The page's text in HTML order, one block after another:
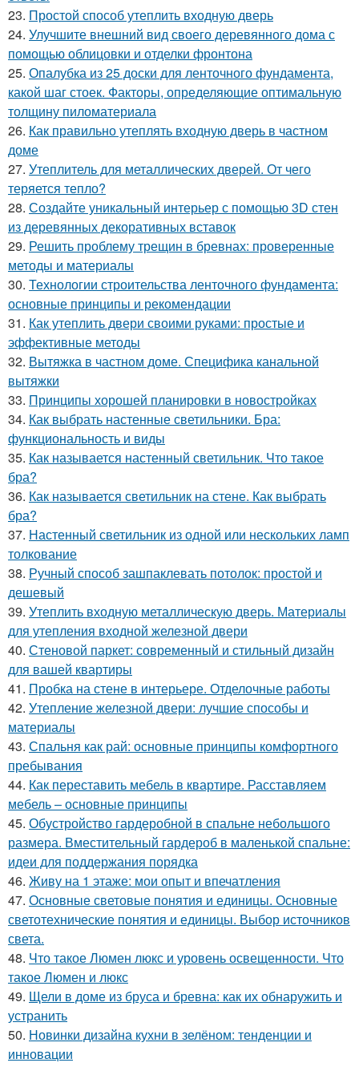
23. Простой способ утеплить входную дверь
24. Улучшите внешний вид своего деревянного дома с
помощью облицовки и отделки фронтона
25. Опалубка из 25 доски для ленточного фундамента,
какой шаг стоек. Факторы, определяющие оптимальную
толщину пиломатериала
26. Как правильно утеплять входную дверь в частном
доме
27. Утеплитель для металлических дверей. От чего
теряется тепло?
28. Создайте уникальный интерьер с помощью 3D стен
из деревянных декоративных вставок
29. Решить проблему трещин в бревнах: проверенные
методы и материалы
30. Технологии строительства ленточного фундамента:
основные принципы и рекомендации
31. Как утеплить двери своими руками: простые и
эффективные методы
32. Вытяжка в частном доме. Специфика канальной
вытяжки
33. Принципы хорошей планировки в новостройках
34. Как выбрать настенные светильники. Бра:
функциональность и виды
35. Как называется настенный светильник. Что такое
бра?
36. Как называется светильник на стене. Как выбрать
бра?
37. Настенный светильник из одной или нескольких ламп
толкование
38. Ручный способ зашпаклевать потолок: простой и
дешевый
39. Утеплить входную металлическую дверь. Материалы
для утепления входной железной двери
40. Стеновой паркет: современный и стильный дизайн
для вашей квартиры
41. Пробка на стене в интерьере. Отделочные работы
42. Утепление железной двери: лучшие способы и
материалы
43. Спальня как рай: основные принципы комфортного
пребывания
44. Как переставить мебель в квартире. Расставляем
мебель – основные принципы
45. Обустройство гардеробной в спальне небольшого
размера. Вместительный гардероб в маленькой спальне:
идеи для поддержания порядка
46. Живу на 1 этаже: мои опыт и впечатления
47. Основные световые понятия и единицы. Основные
светотехнические понятия и единицы. Выбор источников
света.
48. Что такое Люмен люкс и уровень освещенности. Что
такое Люмен и люкс
49. Щели в доме из бруса и бревна: как их обнаружить и
устранить
50. Новинки дизайна кухни в зелёном: тенденции и
инновации